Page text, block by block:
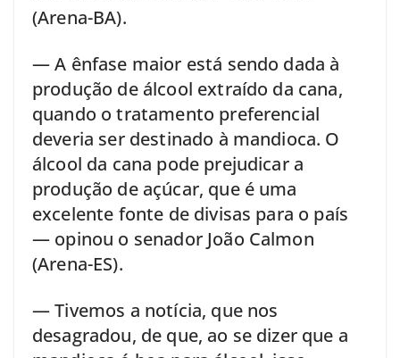
(Arena-BA).
— A ênfase maior está sendo dada à
produção de álcool extraído da cana,
quando o tratamento preferencial
deveria ser destinado à mandioca. O
álcool da cana pode prejudicar a
produção de açúcar, que é uma
excelente fonte de divisas para o país
— opinou o senador João Calmon
(Arena-ES).
— Tivemos a notícia, que nos
desagradou, de que, ao se dizer que a